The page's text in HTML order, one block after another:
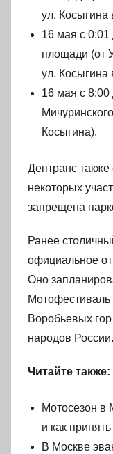
ул. Косыгина
16 мая с 0:01
площади (от
ул. Косыгина
16 мая с 8:00
Косыгина).
Дептранс также
некоторых
запрещена
Ранее
официальное
Оно
Воробьевых
народов России.
Читайте также:
Мотосезон в
и как
В Москве